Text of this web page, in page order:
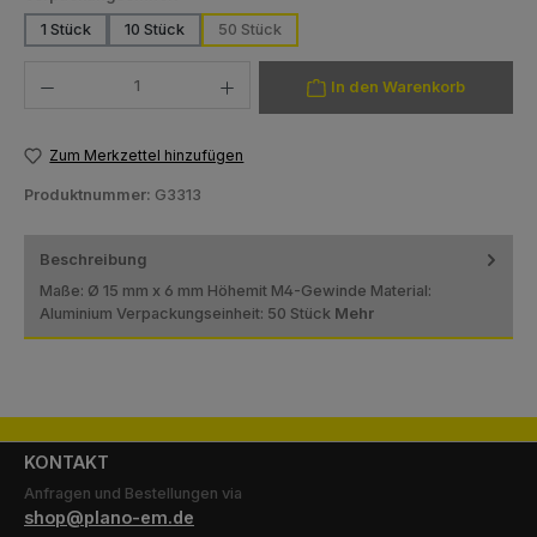
1 Stück
(Diese Option ist zurzeit nicht verfügbar.)
10 Stück
(Diese Option ist zurzeit nicht verfügbar.)
50 Stück
In den Warenkorb
Zum Merkzettel hinzufügen
Produktnummer: G3313
Beschreibung
Maße: Ø 15 mm x 6 mm Höhemit M4-Gewinde Material:
Aluminium Verpackungseinheit: 50 Stück Mehr
KONTAKT
Anfragen und Bestellungen via
shop@plano-em.de